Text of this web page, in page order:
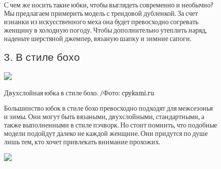
С чем же носить такие юбки, чтобы выглядеть современно и необычно?
Мы предлагаем примерить модель с трендовой дубленкой. За счет
изнанки из искусственного меха она будет превосходно согревать
женщину в холодную погоду. Чтобы дополнительно утеплить наряд,
наденьте шерстяной джемпер, вязаную шапку и зимние сапоги.
3. В стиле бохо
Двухслойная юбка в стиле бохо. /Фото: cpykami.ru
Большинство юбок в стиле бохо превосходно подходят для межсезонья
и зимы. Они могут быть вязаными, двухслойными, стандартными, а
также выполненными в стиле пэчворк. Но стоит помнить, что подобные
модели подойдут далеко не каждой женщине. Они придутся по душе
лишь тем, кто хочет привлекать внимание прохожих.